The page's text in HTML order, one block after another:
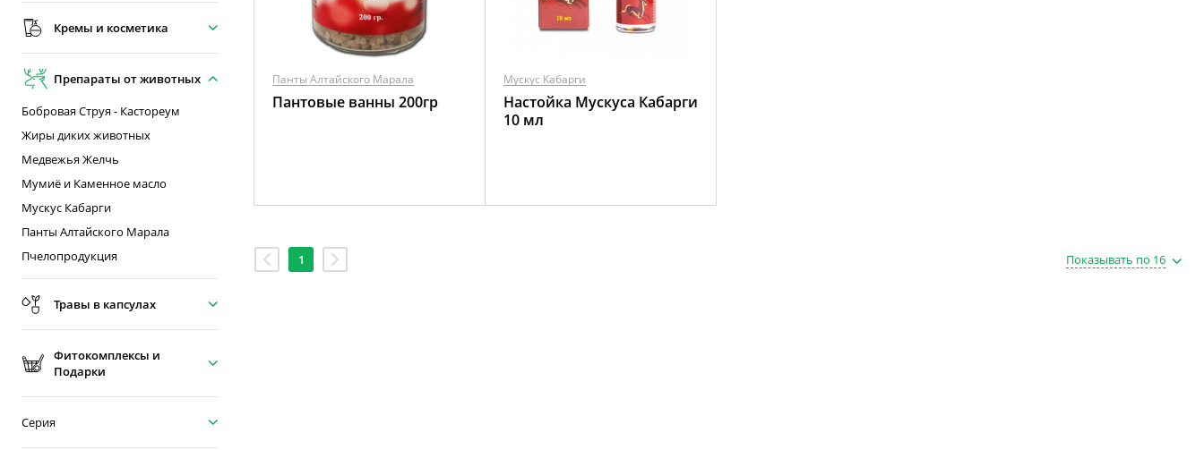
Кремы и косметика
Препараты от животных
Бобровая Струя - Кастореум
Жиры диких животных
Медвежья Желчь
Мумиё и Каменное масло
Мускус Кабарги
Панты Алтайского Марала
Пчелопродукция
Травы в капсулах
Фитокомплексы и
Подарки
Серия
Панты Алтайского Марала
Пантовые ванны 200гр
Мускус Кабарги
Настойка Мускуса Кабарги
10 мл
1 Показывать по 16